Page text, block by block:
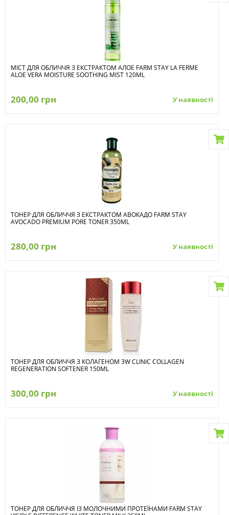
МІСТ ДЛЯ ОБЛИЧЧЯ З ЕКСТРАКТОМ АЛОЕ FARM STAY LA FERME
ALOE VERA MOISTURE SOOTHING MIST 120ML
200,00 грн У наявності
ТОНЕР ДЛЯ ОБЛИЧЧЯ З ЕКСТРАКТОМ АВОКАДО FARM STAY
AVOCADO PREMIUM PORE TONER 350ML
280,00 грн У наявності
ТОНЕР ДЛЯ ОБЛИЧЧЯ З КОЛАГЕНОМ 3W CLINIC COLLAGEN
REGENERATION SOFTENER 150ML
300,00 грн У наявності
ТОНЕР ДЛЯ ОБЛИЧЧЯ ІЗ МОЛОЧНИМИ ПРОТЕЇНАМИ FARM STAY